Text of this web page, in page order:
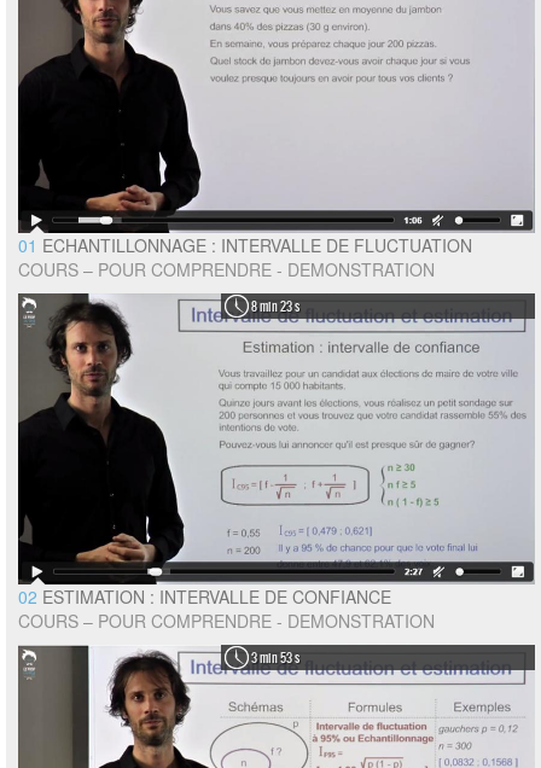
01 ECHANTILLONNAGE : INTERVALLE DE FLUCTUATION
COURS – POUR COMPRENDRE - DEMONSTRATION
8 min 23 s
02 ESTIMATION : INTERVALLE DE CONFIANCE
COURS – POUR COMPRENDRE - DEMONSTRATION
3 min 53 s